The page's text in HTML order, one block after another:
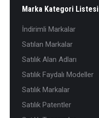
Marka Kategori Listesi
İndirimli Markalar
Satılan Markalar
Satılık Alan Adları
Satılık Faydalı Modeller
Satılık Markalar
Satılık Patentler